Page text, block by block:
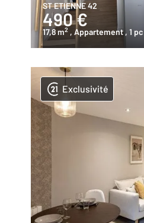
ST ETIENNE 42
490 €
17,8 m2 , Appartement , 1 pc
Exclusivité